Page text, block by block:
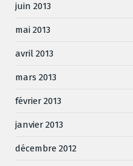
juin 2013
mai 2013
avril 2013
mars 2013
février 2013
janvier 2013
décembre 2012